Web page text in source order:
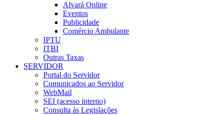
Alvará Online
Eventos
Publicidade
Comércio Ambulante
IPTU
ITBI
Outras Taxas
SERVIDOR
Portal do Servidor
Comunicados ao Servidor
WebMail
SEI (acesso interno)
Consulta às Legislações